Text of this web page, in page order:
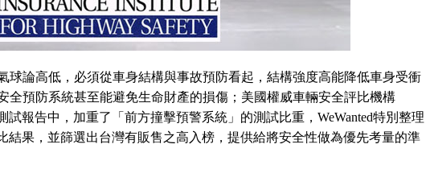
球論高低，必須從車身結構與事故預防看起，結構強度高能降低車身受衝
全預防系統甚至能避免生命財產的損傷；美國權威車輛安全評比機構
試報告中，加重了「前方撞擊預警系統」的測試比重，WeWanted特別整理
結果，並篩選出台灣有販售之高入榜，提供給將安全性做為優先考量的準